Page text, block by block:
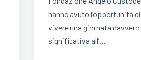
hanno avuto l’opportunità di
vivere una giornata davvero
significativa all’…